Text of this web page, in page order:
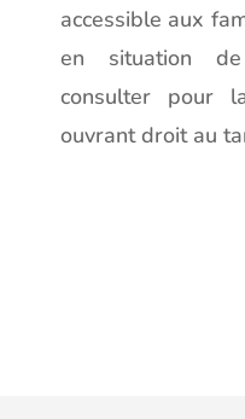
accessible aux
en situation
consulter pour
ouvrant droit au